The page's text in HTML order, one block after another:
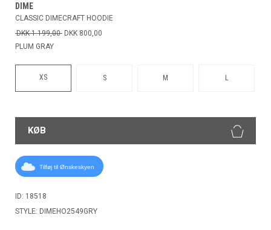
DIME
CLASSIC DIMECRAFT HOODIE
DKK 1.199,00 DKK 800,00
PLUM GRAY
XS S M L
KØB
Tilføj til Ønskeskyen
ID: 18518
STYLE: DIMEHO2549GRY